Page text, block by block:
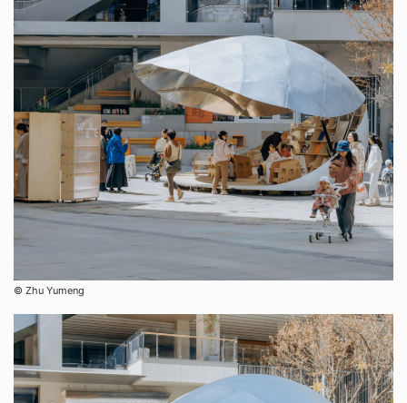
©︎ Zhu Yumeng